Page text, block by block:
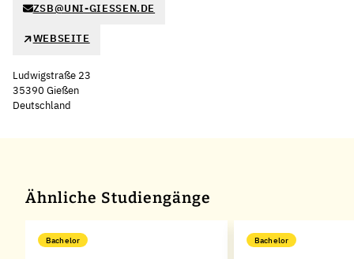
ZSB@UNI-GIESSEN.DE
WEBSEITE
Ludwigstraße 23
35390 Gießen
Deutschland
Ähnliche Studiengänge
Bachelor Bachelor